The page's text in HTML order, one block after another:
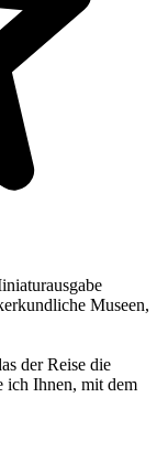
Museen,
der Reise die
ich Ihnen, mit dem